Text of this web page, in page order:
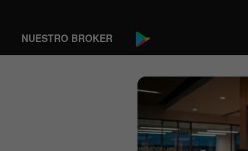
NUESTRO BROKER